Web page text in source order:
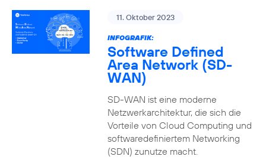
11. Oktober 2023
INFOGRAFIK:
Software Defined
Area Network (SD-
WAN)
SD-WAN ist eine moderne
Netzwerkarchitektur, die sich die
Vorteile von Cloud Computing und
softwaredefiniertem Networking
(SDN) zunutze macht.